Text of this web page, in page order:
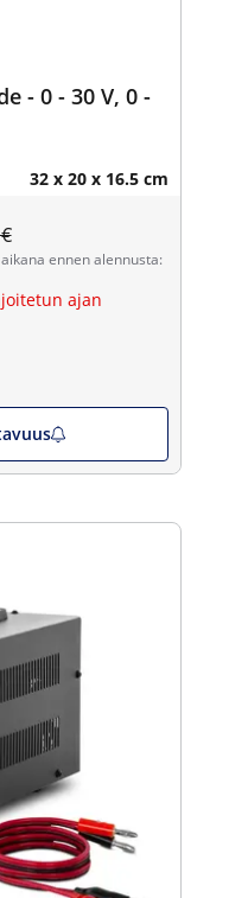
- 0 - 30 V, 0 -
32 x 20 x 16.5 cm
ennen alennusta:
ajan